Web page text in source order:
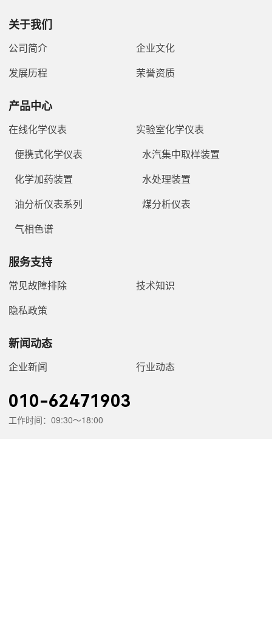
关于我们
公司简介
企业文化
发展历程
荣誉资质
产品中心
在线化学仪表
实验室化学仪表
便携式化学仪表
水汽集中取样装置
化学加药装置
水处理装置
油分析仪表系列
煤分析仪表
气相色谱
服务支持
常见故障排除
技术知识
隐私政策
新闻动态
企业新闻 行业动态
010-62471903
工作时间：09:30～18:00